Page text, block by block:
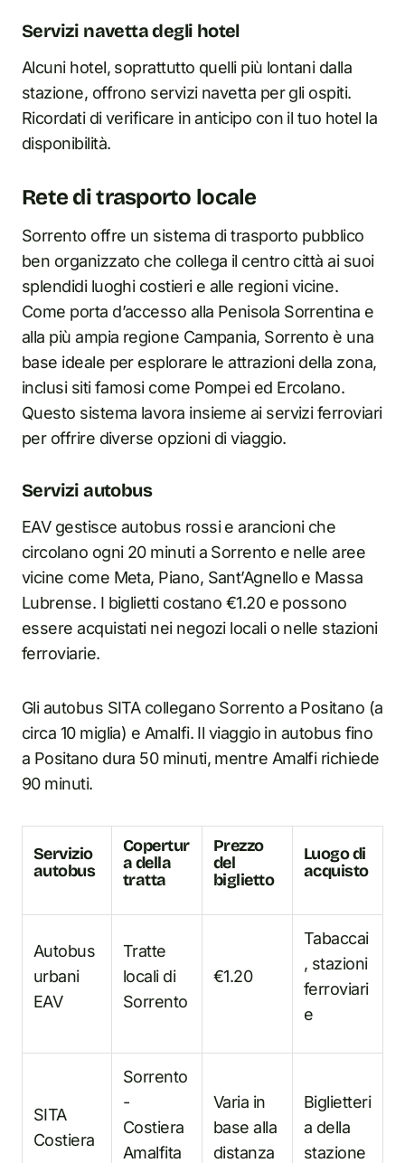
Servizi navetta degli hotel
Alcuni hotel, soprattutto quelli più lontani dalla
stazione, offrono servizi navetta per gli ospiti.
Ricordati di verificare inanticipo con il tuo hotel la
disponibilità.
Rete di trasporto locale
Sorrento offre un sistema di trasporto pubblico
ben organizzato che collega il centro città ai suoi
splendidi luoghi costieri e alle regioni vicine.
Come porta d’accesso alla Penisola Sorrentina e
alla più ampia regione Campania, Sorrento è una
base ideale per esplorare le attrazioni della zona,
inclusi siti famosi come Pompei ed Ercolano.
Questo sistema lavora insieme ai servizi ferroviari
per offrire diverse opzioni di viaggio.
Servizi autobus
EAV gestisce autobus rossi e arancioni che
circolano ogni 20 minuti a Sorrento e nelle aree
vicine come Meta, Piano, Sant’Agnello e Massa
Lubrense. I biglietti costano €1.20 e possono
essere acquistati nei negozi locali o nelle stazioni
ferroviarie.
Gli autobus SITA collegano Sorrento a Positano (a
circa 10 miglia) e Amalfi. Il viaggio in autobus fino
a Positano dura 50 minuti, mentre Amalfi richiede
90 minuti.
Servizio
autobus
Copertur
a della
tratta
Prezzo
del
biglietto
Luogo di
acquisto
Autobus
urbani
EAV
Tratte
locali di
Sorrento
€1.20
Tabaccai
, stazioni
ferroviari
e
SITA
Costiera
Sorrento
-
Costiera
Amalfita
Varia in
base alla
distanza
Biglietteri
a della
stazione